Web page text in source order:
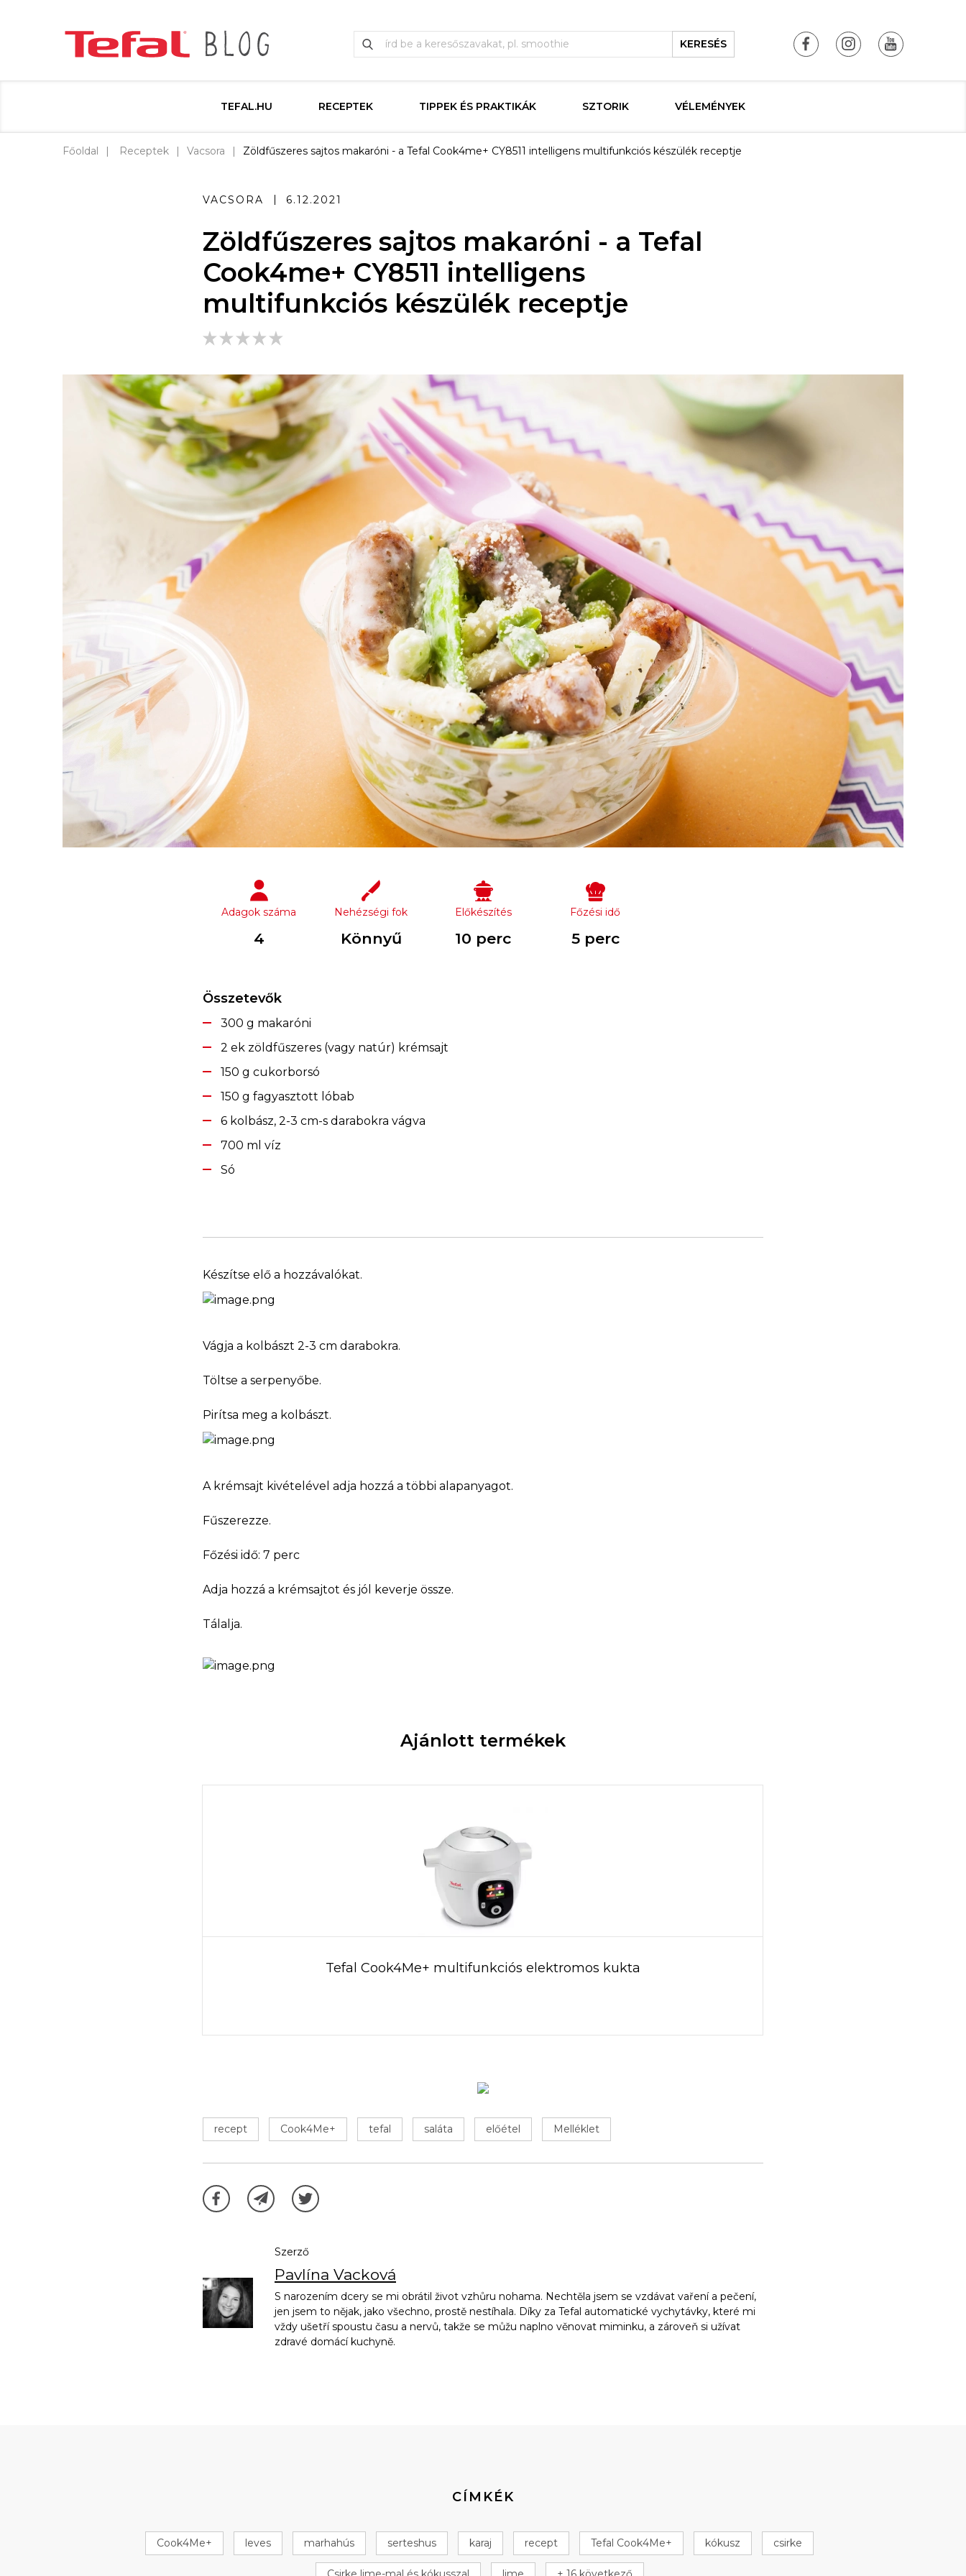
KERESÉS
TEFAL.HU RECEPTEK TIPPEK ÉS PRAKTIKÁK SZTORIK VÉLEMÉNYEK
Főoldal Receptek Vacsora Zöldfűszeres sajtos makaróni - a Tefal Cook4me+ CY8511 intelligens multifunkciós készülék receptje
VACSORA 6.12.2021
Zöldfűszeres sajtos makaróni - a Tefal
Cook4me+ CY8511 intelligens
multifunkciós készülék receptje
Adagok száma
4
Nehézségi fok
Könnyű
Előkészítés
10 perc
Főzési idő
5 perc
Összetevők
300 g makaróni
2 ek zöldfűszeres (vagy natúr) krémsajt
150 g cukorborsó
150 g fagyasztott lóbab
6 kolbász, 2-3 cm-s darabokra vágva
700 ml víz
Só
Készítse elő a hozzávalókat.
Vágja a kolbászt 2-3 cm darabokra.
Töltse a serpenyőbe.
Pirítsa meg a kolbászt.
A krémsajt kivételével adja hozzá a többi alapanyagot.
Fűszerezze.
Főzési idő: 7 perc
Adja hozzá a krémsajtot és jól keverje össze.
Tálalja.
Ajánlott termékek
Tefal Cook4Me+ multifunkciós elektromos kukta
recept Cook4Me+ tefal saláta előétel Melléklet
Szerző
Pavlína Vacková
S narozením dcery se mi obrátil život vzhůru nohama. Nechtěla jsem se vzdávat vaření a pečení,
jen jsem to nějak, jako všechno, prostě nestíhala. Díky za Tefal automatické vychytávky, které mi
vždy ušetří spoustu času a nervů, takže se můžu naplno věnovat miminku, a zároveň si užívat
zdravé domácí kuchyně.
CÍMKÉK
Cook4Me+ leves marhahús serteshus karaj recept Tefal Cook4Me+ kókusz csirke